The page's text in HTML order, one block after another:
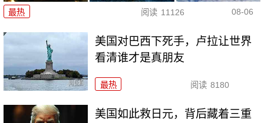
最热 阅读 11126 08-06
美国对巴西下死手，卢拉让世界
看清谁才是真朋友
最热 阅读 8180
美国如此救日元，背后藏着三重